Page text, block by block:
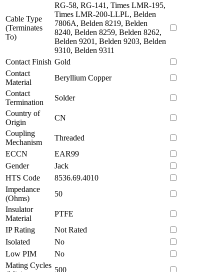
Cable Type
(Terminates
To)
RG-58, RG-141, Times LMR-195,
Times LMR-200-LLPL, Belden
7806A, Belden 8219, Belden
8240, Belden 8259, Belden 8262,
Belden 9201, Belden 9203, Belden
9310, Belden 9311
Contact Finish Gold
Contact
Material
Beryllium Copper
Contact
Termination
Solder
Country of
Origin
CN
Coupling
Mechanism
Threaded
ECCN
EAR99
Gender
Jack
HTS Code
8536.69.4010
Impedance
(Ohms)
50
Insulator
Material
PTFE
IP Rating
Not Rated
Isolated
No
Low PIM
No
Mating Cycles
500